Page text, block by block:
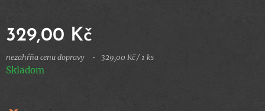
329,00 Kč
nezahŕňa cenu dopravy 329,00 Kč / 1 ks
Skladom